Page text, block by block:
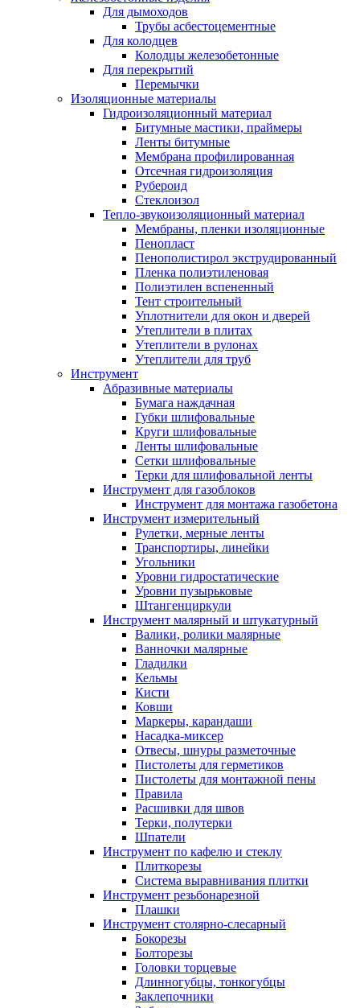
Для дымоходов
Трубы асбестоцементные
Для колодцев
Колодцы железобетонные
Для перекрытий
Перемычки
Изоляционные материалы
Гидроизоляционный материал
Битумные мастики, праймеры
Ленты битумные
Мембрана профилированная
Отсечная гидроизоляция
Рубероид
Стеклоизол
Тепло-звукоизоляционный материал
Мембраны, пленки изоляционные
Пенопласт
Пенополистирол экструдированный
Пленка полиэтиленовая
Полиэтилен вспененный
Тент строительный
Уплотнители для окон и дверей
Утеплители в плитах
Утеплители в рулонах
Утеплители для труб
Инструмент
Абразивные материалы
Бумага наждачная
Губки шлифовальные
Круги шлифовальные
Ленты шлифовальные
Сетки шлифовальные
Терки для шлифовальной ленты
Инструмент для газоблоков
Инструмент для монтажа газобетона
Инструмент измерительный
Рулетки, мерные ленты
Транспортиры, линейки
Угольники
Уровни гидростатические
Уровни пузырьковые
Штангенциркули
Инструмент малярный и штукатурный
Валики, ролики малярные
Ванночки малярные
Гладилки
Кельмы
Кисти
Ковши
Маркеры, карандаши
Насадка-миксер
Отвесы, шнуры разметочные
Пистолеты для герметиков
Пистолеты для монтажной пены
Правила
Расшивки для швов
Терки, полутерки
Шпатели
Инструмент по кафелю и стеклу
Плиткорезы
Система выравнивания плитки
Инструмент резьбонарезной
Плашки
Инструмент столярно-слесарный
Бокорезы
Болторезы
Головки торцевые
Длинногубцы, тонкогубцы
Заклепочники